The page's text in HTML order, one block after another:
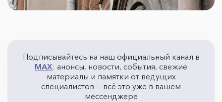
Подписывайтесь на наш официальный канал в
MAX: анонсы, новости, события, свежие
материалы и памятки от ведущих
специалистов — всё это уже в вашем
мессенджере